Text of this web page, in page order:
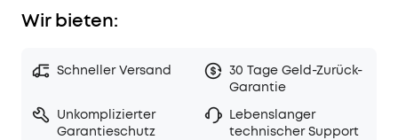
Wir bieten:
Schneller Versand
30 Tage Geld-Zurück-
Garantie
Unkomplizierter
Garantieschutz
Lebenslanger
technischer Support